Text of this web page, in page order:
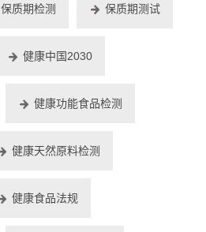
保质期检测 保质期测试
健康中国2030
健康功能食品检测
健康天然原料检测
健康食品法规